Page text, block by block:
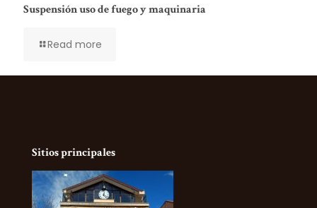
Suspensión uso de fuego y maquinaria
Read more
Sitios principales